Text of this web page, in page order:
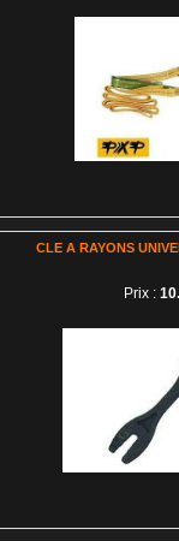
CLE A RAYONS
Prix :